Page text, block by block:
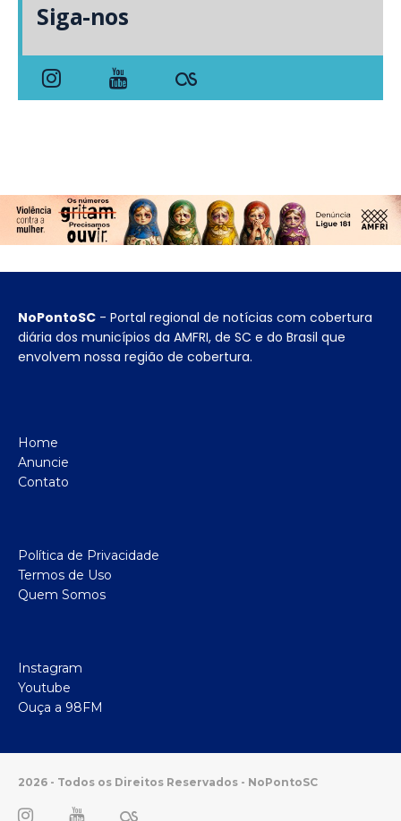
Siga-nos
NoPontoSC - Portal regional de notícias com cobertura
diária dos municípios da AMFRI, de SC e do Brasil que
envolvem nossa região de cobertura.
Home
Anuncie
Contato
Política de Privacidade
Termos de Uso
Quem Somos
Instagram
Youtube
Ouça a 98FM
2026 - Todos os Direitos Reservados - NoPontoSC